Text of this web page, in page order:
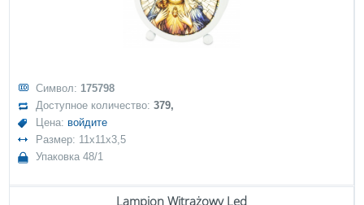
Символ: 175798
Доступное количество:379,
Цена: войдите
Размер: 11x11x3,5
Упаковка 48/1
Lampion Witrażowy Led